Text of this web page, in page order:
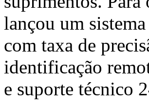
lançou um
com taxa de
identificação
e suporte técnico